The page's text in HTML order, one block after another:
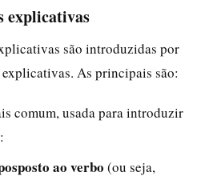
explicativas
são introduzidas por
As principais são:
comum, usada para introduzir
ao verbo (ou seja,